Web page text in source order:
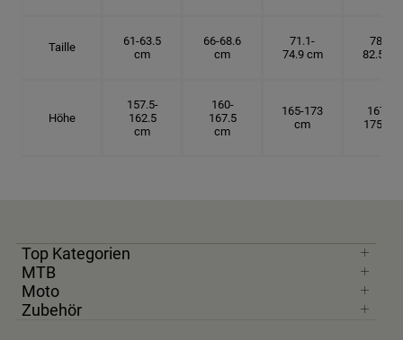
Taille
61-63.5
cm
66-68.6
cm
71.1-
74.9 cm
78.7-
82.5 cm
Höhe
157.5-
162.5
cm
160-
167.5
cm
165-173
cm
167.5-
175 cm
Top Kategorien
MTB
Moto
Zubehör